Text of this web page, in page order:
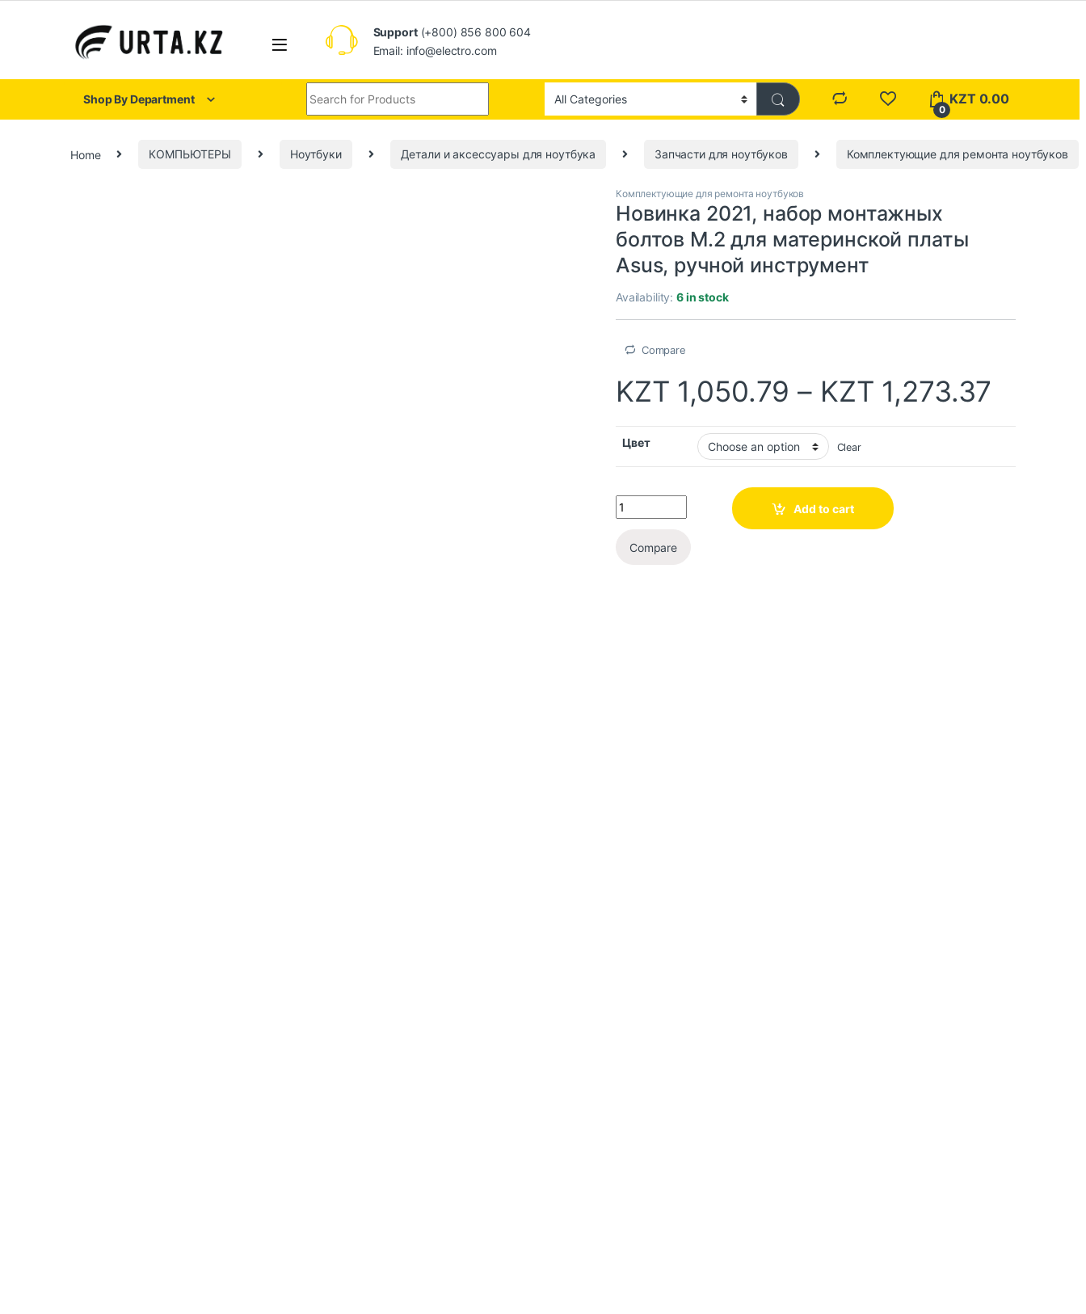
Support(+800) 856 800 604
Email: info@electro.com
Shop By Department
0
KZT 0.00
Home КОМПЬЮТЕРЫ Ноутбуки Детали и аксессуары для ноутбука Запчасти для ноутбуков Комплектующие для ремонта ноутбуков
Комплектующие для ремонта ноутбуков
Новинка 2021, набор монтажных
болтов M.2 для материнской платы
Asus, ручной инструмент
Availability:6 in stock
Compare
KZT 1,050.79 – KZT 1,273.37
Цвет Clear
Add to cart
Compare